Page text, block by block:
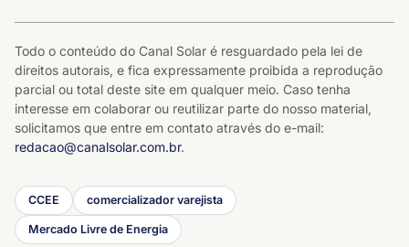
Todo o conteúdo do Canal Solar é resguardado pela lei de
direitos autorais, e fica expressamente proibida a reprodução
parcial ou total deste site em qualquer meio. Caso tenha
interesse em colaborar ou reutilizar parte do nosso material,
solicitamos que entre em contato através do e-mail:
redacao@canalsolar.com.br.
CCEE comercializador varejista
Mercado Livre de Energia